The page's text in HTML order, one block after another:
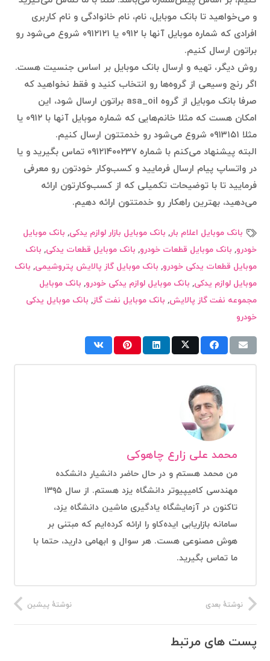
و می‌خواهید تا بانک موبایل، نام، نام خانوادگی و نام کاربری
افرادی که شماره موبایل آنها با ۰۹۱۲ یا ۰۹۱۲۱۲۱ شروع می‌شود رو
براتون ارسال کنیم.
روش دیگر، تهیه و ارسال بانک موبایل بر اساس جنسیت هست.
اگر رنج وسیعی از گروه‌ها رو انتخاب کنید و فقط نخواهید که
صرفا بانک موبایل از گروه asa_oil براتون ارسال شود، این
امکان هست که مثلا خانم‌هایی که شماره موبایل آنها با ۰۹۱۲ یا
مثلا ۰۹۱۳۱۵۱ شروع می‌شود رو خدمتتون ارسال کنیم.
البته پیشنهاد می‌کنم با شماره ۰۹۱۲۱۴۰۰۲۳۷ تماس بگیرید و یا
در واتساپ پیام ارسال فرمایید و کسب‌وکار خودتون رو معرفی
فرمایید تا با توضیحات تکمیلی که از کسب‌وکارتون ارائه
می‌دهید، بهترین راهکار رو خدمتتون ارائه دهیم.
بانک موبایل اعلام بار, بانک موبایل بازار لوازم یدکی, بانک موبایل
خودرو, بانک موبایل قطعات خودرو, بانک موبایل قطعات یدکی, بانک
موبایل قطعات یدکی خودرو, بانک موبایل گاز پالایش پتروشیمی, بانک
موبایل لوازم یدکی, بانک موبایل لوازم یدکی خودرو, بانک موبایل
مجموعه نفت گاز پالایش, بانک موبایل نفت گاز, بانک موبایل یدکی
خودرو
محمد علی زارع چاهوکی
من محمد هستم و در حال حاضر دانشیار دانشکده
مهندسی کامیپیوتر دانشگاه یزد هستم. از سال ۱۳۹۵
تاکنون در آزمایشگاه یادگیری ماشین دانشگاه یزد،
سامانه بازاریابی ایده‌کاو را ارائه کرده‌ایم که مبتنی بر
هوش مصنوعی هست. هر سوال و ابهامی دارید، حتما با
ما تماس بگیرید.
نوشتهٔ پیشین نوشتهٔ بعدی
پست های مرتبط